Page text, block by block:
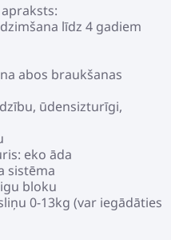
līdz 4 gadiem
abos braukšanas
ūdensizturīgi,
eko āda
sistēma
bloku
0-13kg (var iegādāties